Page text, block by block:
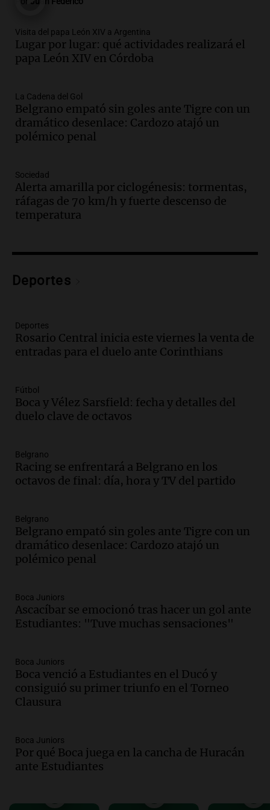
Episodios
victoria ante Estudiantes gracias al gol
de Santiago Azcácibar
Noticias
Audio.Derrapó con su moto en 27 de
Febrero al 6100 y terminó
hospitalizado
Noticias Rosario
Audio.
mil los escapes libres y sancionará las
"hordas" de motos
Radioinforme 3
Episodios
Central refleja tensiones políticas y
Noticias
propiedad privada: "Hay mucho relato y
poca lectura"
Noticias Rosario
en su viaje a América Latina desde
Argentina
Audio.
Juicio por la tragedia de las Altas
Cumbres: un bombero testimonia sobre
el manejo de la ambulancia
Audio.Avanza el juicio por la tragedia de
las Altas Cumbres en Córdoba con
testimonios clave y videos
Audio.
Detención de joven argentina en
EE.UU. durante el Mundial genera
preocupación y desesperación
Episodios
Audio.Caída del proyecto de ley de
propiedad privada provoca reacciones
entre gobernadores y el oficialismo
Audio.El futuro de la justicia electoral
en Córdoba: Guillermo Arias se perfila
Episodios
Visita del papa León XIV a Argentina
Lugar por lugar: qué actividades realizará el
papa León XIV en Córdoba
La Cadena del Gol
Belgrano empató sin goles ante Tigre con un
dramático desenlace: Cardozo atajó un
polémico penal
Sociedad
Alerta amarilla por ciclogénesis: tormentas,
ráfagas de 70 km/h y fuerte descenso de
temperatura
Deportes
Deportes
Rosario Central inicia este viernes la venta de
entradas para el duelo ante Corinthians
Fútbol
Boca y Vélez Sarsfield: fecha y detalles del
duelo clave de octavos
Belgrano
Racing se enfrentará a Belgrano en los
octavos de final: día, hora y TV del partido
Belgrano
Belgrano empató sin goles ante Tigre con un
dramático desenlace: Cardozo atajó un
polémico penal
Boca Juniors
Ascacíbar se emocionó tras hacer un gol ante
Estudiantes: "Tuve muchas sensaciones"
Boca Juniors
Boca venció a Estudiantes en el Ducó y
consiguió su primer triunfo en el Torneo
Clausura
Boca Juniors
Por qué Boca juega en la cancha de Huracán
ante Estudiantes